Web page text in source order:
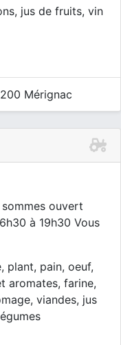
jus de fruits, vin
Mérignac
ouvert
à 19h30 Vous
plant, pain, oeuf,
aromates, farine,
viandes, jus